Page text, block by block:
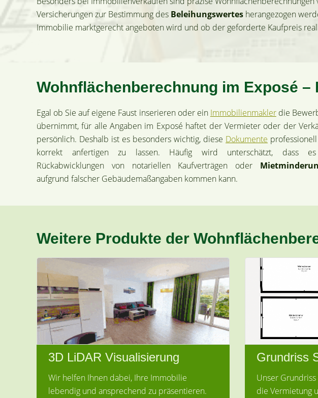
Versicherungen zur Bestimmung des Beleihungswertes herangezogen
Immobilie marktgerecht angeboten wird und ob der geforderte Kaufpreis
Wohnflächenberechnung im Exposé –
Egal ob Sie auf eigene Faust inserieren oder ein Immobilienmaklerdie
übernimmt, für alle Angaben im Exposé haftet der Vermieter oder der
persönlich. Deshalb ist es besonders wichtig, diese Dokumente
korrekt anfertigen zu lassen. Häufig wird unterschätzt, dass
Rückabwicklungen von notariellen Kaufverträgen oder
aufgrund falscher Gebäudemaßangaben kommen kann.
Weitere Produkte der
3D LiDAR Visualisierung
Wir helfen Ihnen dabei, Ihre Immobilie
lebendig und ansprechend zu präsentieren.
Grundriss
Unser
die Vermietung